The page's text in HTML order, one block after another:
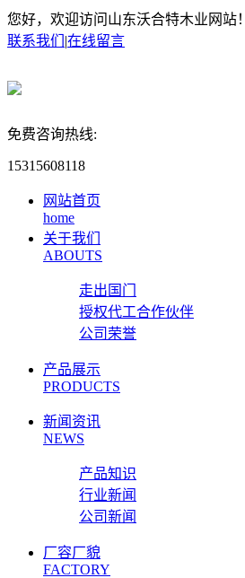
您好，欢迎访问山东沃合特木业网站！
联系我们 |在线留言
免费咨询热线:
15315608118
网站首页
home
关于我们
ABOUTS
走出国门
授权代工合作伙伴
公司荣誉
产品展示
PRODUCTS
新闻资讯
NEWS
产品知识
行业新闻
公司新闻
厂容厂貌
FACTORY